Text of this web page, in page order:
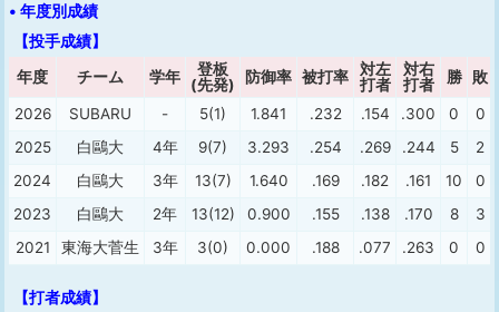
• 年度別成績
【投手成績】
年度
チーム 学年
登板
(先発)
防御率 被打率
対左
打者
対右
打者
勝 敗
2026 SUBARU - 5(1) 1.841 .232 .154 .300 0
0
2025
白鷗大 4年 9(7) 3.293 .254 .269 .244 5
2
2024
白鷗大 3年 13(7) 1.640 .169 .182 .161 10
0
2023
白鷗大 2年 13(12) 0.900 .155 .138 .170 8
3
2021
東海大菅生 3年 3(0) 0.000 .188 .077 .263 0 0
【打者成績】